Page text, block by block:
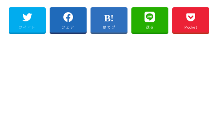
ツイート シェア はてブ 送る Pocket